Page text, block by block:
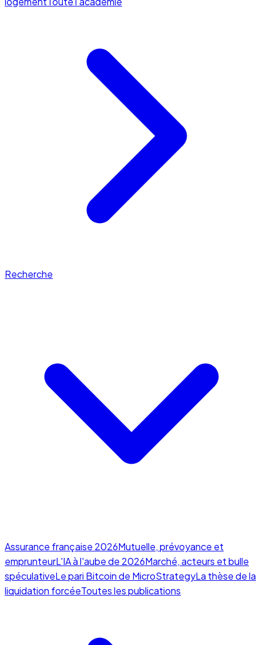
Recherche
Assurance française 2026Mutuelle, prévoyance et
emprunteurL'IA à l'aube de 2026Marché, acteurs et bulle
spéculativeLe pari Bitcoin de MicroStrategyLa thèse de la
liquidation forcéeToutes les publications